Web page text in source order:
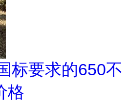
标要求的650不
格